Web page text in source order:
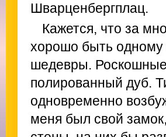
Шварценбергплац.
Кажется, что за
хорошо быть одному
шедевры.
полированный дуб.
одновременно
меня был свой